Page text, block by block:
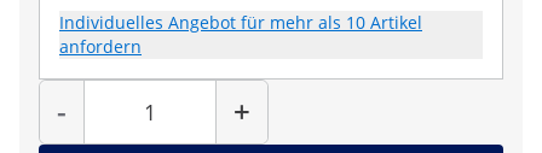
Individuelles Angebot für mehr als 10 Artikel
anfordern
-
Menge
+